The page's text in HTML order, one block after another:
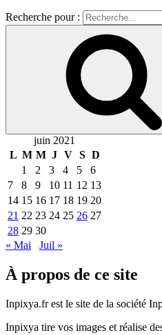
Recherche pour :
juin 2021
L M M J V S D
1
2 3 4 5
6
7
8 9 10 11 12 13
14 15 16 17 18 19 20
21 22 23 24 25 26 27
28 29 30
« Mai
Juil »
À propos de ce site
Inpixya.fr est le site de la société
Inpixya tire vos images et réalise